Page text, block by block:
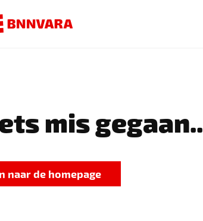
mis gegaan..
naar de homepage